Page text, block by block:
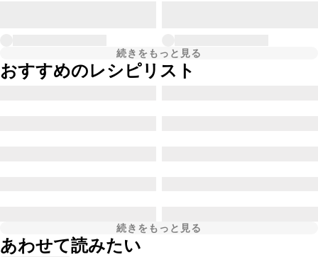
続きをもっと見る
おすすめのレシピリスト
続きをもっと見る
あわせて読みたい